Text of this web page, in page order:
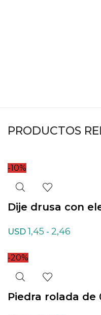
PRODUCTOS
-10%
Dije drusa con
USD 1,45 - 2,46
-20%
Piedra rolada de